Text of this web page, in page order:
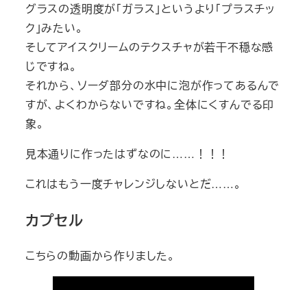
グラスの透明度が「ガラス」というより「プラスチッ
ク」みたい。
そしてアイスクリームのテクスチャが若干不穏な感
じですね。
それから、ソーダ部分の水中に泡が作ってあるんで
すが、よくわからないですね。全体にくすんでる印
象。
見本通りに作ったはずなのに……！！！
これはもう一度チャレンジしないとだ……。
カプセル
こちらの動画から作りました。